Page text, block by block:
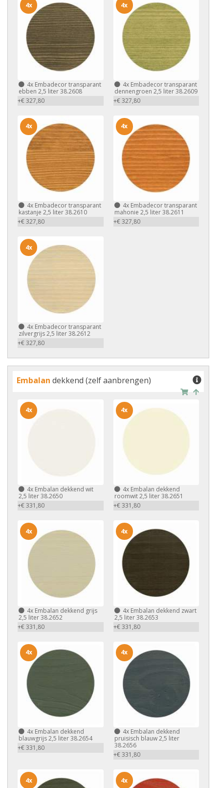
4x Embadecor transparant
ebben 2,5 liter 38.2608
+€ 327,80
4x
4xEmbadecor transparant
dennengroen 2,5 liter 38.2609
+€ 327,80
4x
4x Embadecor transparant
kastanje 2,5 liter 38.2610
+€ 327,80
4x
4xEmbadecor transparant
mahonie 2,5 liter 38.2611
+€ 327,80
4x
4x Embadecor transparant
zilvergrijs 2,5 liter 38.2612
+€ 327,80
4x
Embalan dekkend (zelf aanbrengen)
4x Embalan dekkend wit
2,5 liter 38.2650
+€ 331,80
4x
4xEmbalan dekkend
roomwit 2,5 liter 38.2651
+€ 331,80
4x
4x Embalan dekkend grijs
2,5 liter 38.2652
+€ 331,80
4x
4xEmbalan dekkend zwart
2,5 liter 38.2653
+€ 331,80
4x
4x Embalan dekkend
blauwgrijs 2,5 liter 38.2654
+€ 331,80
4x
4xEmbalan dekkend
pruisisch blauw 2,5 liter
38.2656
+€ 331,80
4x
4x 4x